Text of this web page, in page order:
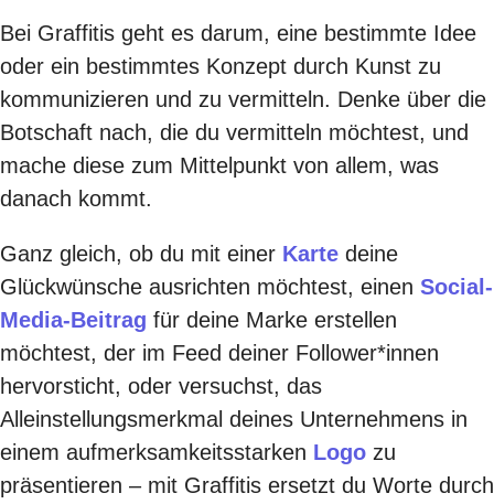
Bei Graffitis geht es darum, eine bestimmte Idee
oder ein bestimmtes Konzept durch Kunst zu
kommunizieren und zu vermitteln. Denke über die
Botschaft nach, die du vermitteln möchtest, und
mache diese zum Mittelpunkt von allem, was
danach kommt.
Ganz gleich, ob du mit einer Karte deine
Glückwünsche ausrichten möchtest, einen Social-
Media-Beitrag für deine Marke erstellen
möchtest, der im Feed deiner Follower*innen
hervorsticht, oder versuchst, das
Alleinstellungsmerkmal deines Unternehmens in
einem aufmerksamkeitsstarken Logo zu
präsentieren – mit Graffitis ersetzt du Worte durch